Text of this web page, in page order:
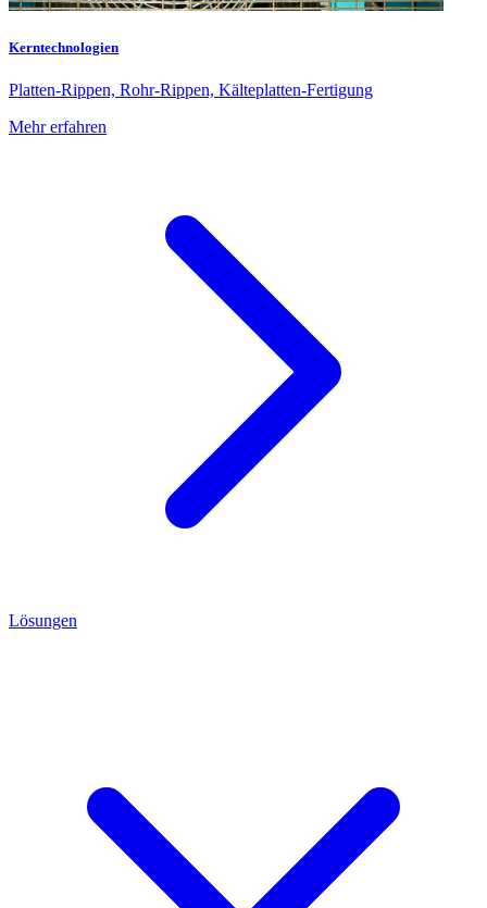
Kerntechnologien
Platten-Rippen, Rohr-Rippen, Kälteplatten-Fertigung
Mehr erfahren
Lösungen